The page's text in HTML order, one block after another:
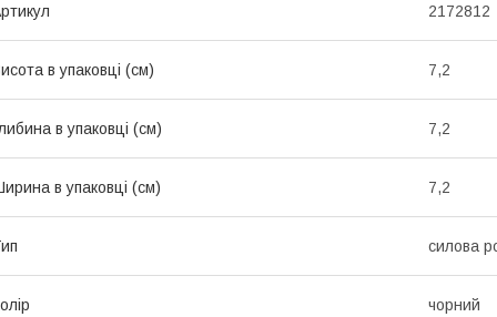
2172812
в упаковці (см) 7,2
в упаковці (см) 7,2
в упаковці (см) 7,2
силова
чорний